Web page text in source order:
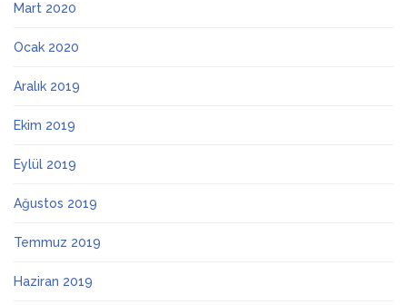
Mart 2020
Ocak 2020
Aralık 2019
Ekim 2019
Eylül 2019
Ağustos 2019
Temmuz 2019
Haziran 2019